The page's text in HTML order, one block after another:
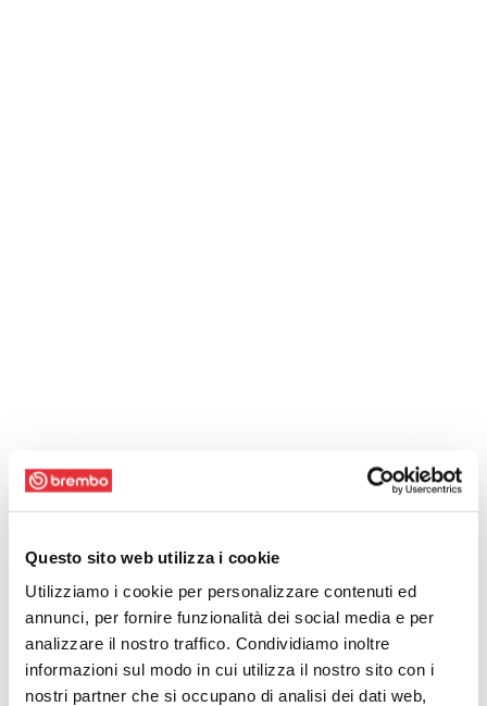
Questo sito web utilizza i cookie
Utilizziamo i cookie per personalizzare contenuti ed
annunci, per fornire funzionalità dei social media e per
analizzare il nostro traffico. Condividiamo inoltre
informazioni sul modo in cui utilizza il nostro sito con i
nostri partner che si occupano di analisi dei dati web,